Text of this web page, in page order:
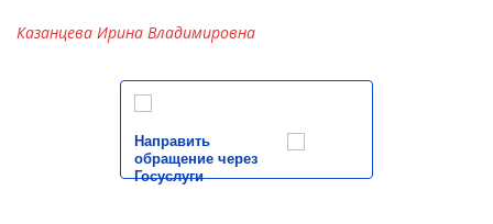
Казанцева Ирина Владимировна
Направить
обращение через
Госуслуги